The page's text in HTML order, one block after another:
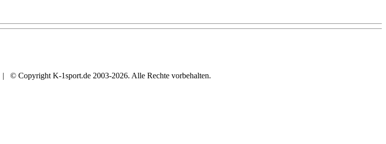
| © Copyright K-1sport.de 2003-2026. Alle Rechte vorbehalten.